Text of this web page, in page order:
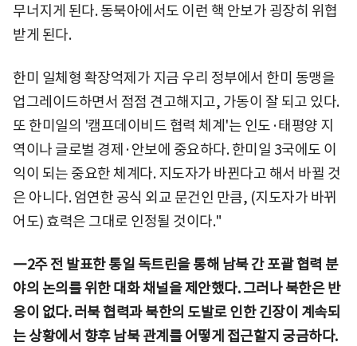
무너지게 된다. 동북아에서도 이런 핵 안보가 굉장히 위협
받게 된다.
한미 일체형 확장억제가 지금 우리 정부에서 한미 동맹을
업그레이드하면서 점점 견고해지고, 가동이 잘 되고 있다.
또 한미일의 '캠프데이비드 협력 체계'는 인도·태평양 지
역이나 글로벌 경제·안보에 중요하다. 한미일 3국에도 이
익이 되는 중요한 체계다. 지도자가 바뀐다고 해서 바뀔 것
은 아니다. 엄연한 공식 외교 문건인 만큼, (지도자가 바뀌
어도) 효력은 그대로 인정될 것이다."
―2주 전 발표한 통일 독트린을 통해 남북 간 포괄 협력 분
야의 논의를 위한 대화 채널을 제안했다. 그러나 북한은 반
응이 없다. 러북 협력과 북한의 도발로 인한 긴장이 계속되
는 상황에서 향후 남북 관계를 어떻게 접근할지 궁금하다.